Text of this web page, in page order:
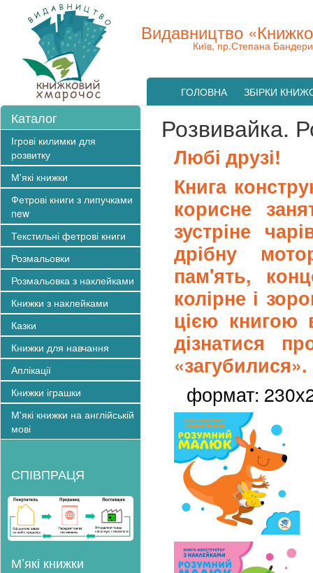
Видавництво
Київ, пр.Степана
ГОЛОВНА ЗБІРКИ
Каталог
Ігрові килимки для
розвитку
М'які книжки
Фетрові книги з липучками
new
Текстильні фетрові книги
Розмальовки
Розмальовка з наклейками
Книжки з наклейками
Казки
Книжки для навчання
Аплікації
Книжки іграшки
М'які книжки на англійській
мові
СПІВПРАЦЯ
М’які книжки
Розвивайка.
Любі друзі!
Книга
корисне
зустріне
дрібну
пам'ять,
колірне і
цією книгою
дізнатися
«загубилися».
формат: